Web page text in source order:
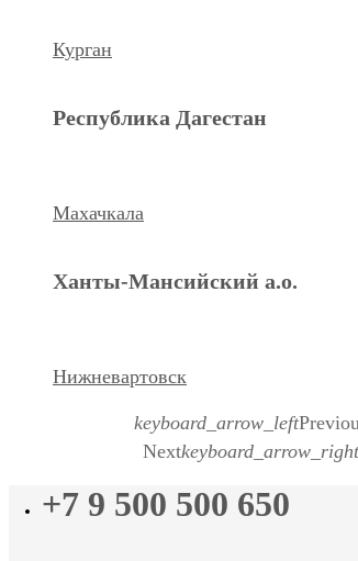
Курган
Республика Дагестан
Махачкала
Ханты-Мансийский а.о.
Нижневартовск
keyboard_arrow_left
Nextkeyboard_arrow_right
+7 9 500 500 650